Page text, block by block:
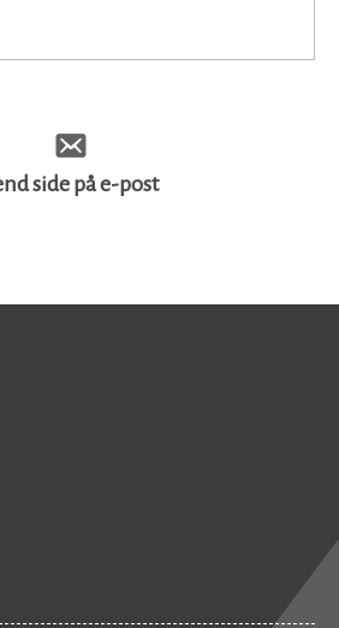
side på e-post